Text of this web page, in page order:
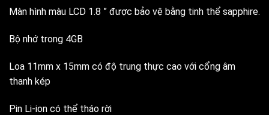
Màn hình màu LCD 1.8 ” được bảo vệ bằng tinh thể sapphire.
Bộ nhớ trong 4GB
Loa 11mm x 15mm có độ trung thực cao với cổng âm
thanh kép
Pin Li-ion có thể tháo rời